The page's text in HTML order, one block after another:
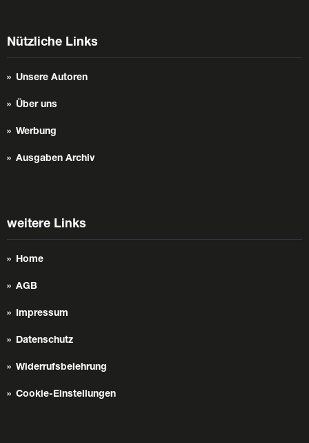
Nützliche Links
Unsere Autoren
Über uns
Werbung
Ausgaben Archiv
weitere Links
Home
AGB
Impressum
Datenschutz
Widerrufsbelehrung
Cookie-Einstellungen